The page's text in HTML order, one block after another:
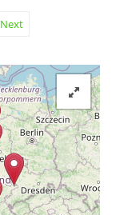
Next